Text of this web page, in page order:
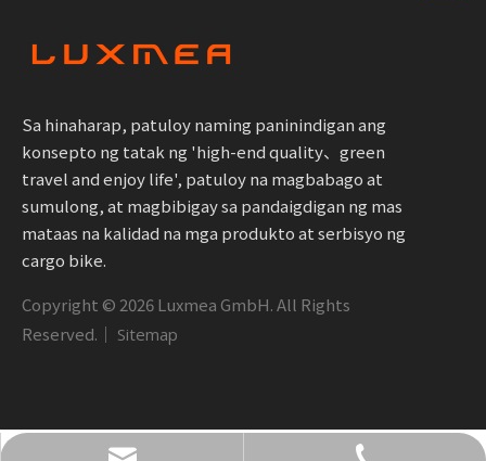
Sa hinaharap, patuloy naming paninindigan ang
konsepto ng tatak ng 'high-end quality、green
travel and enjoy life', patuloy na magbabago at
sumulong, at magbibigay sa pandaigdigan ng mas
mataas na kalidad na mga produkto at serbisyo ng
cargo bike.
Copyright © 2026Luxmea GmbH. All Rights
Reserved.｜ Sitemap